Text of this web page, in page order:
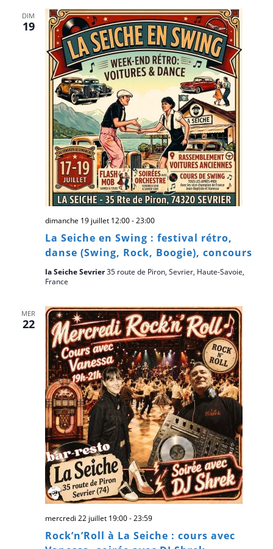
DIM
19
La Seiche en Swing : festival rétro,
danse (Swing, Rock, Boogie), concours
dimanche 19 juillet 12:00-23:00
la Seiche Sevrier35 route de Piron, Sevrier, Haute-Savoie,
France
MER
22
Rock’n’Roll à La Seiche : cours avec
mercredi 22 juillet 19:00-23:59